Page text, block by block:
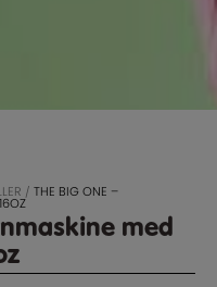
/ THE BIG ONE –
med